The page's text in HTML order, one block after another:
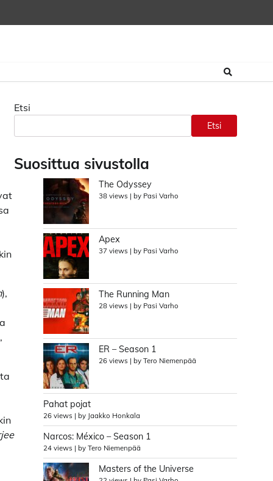
),
Etsi
Etsi
Suosittua sivustolla
The Odyssey
38 views | by Pasi Varho
Apex
37 views | by Pasi Varho
The Running Man
28 views | by Pasi Varho
ER – Season 1
26 views | by Tero Niemenpää
Pahat pojat
26 views | by Jaakko Honkala
Narcos: México – Season 1
24 views | by Tero Niemenpää
Masters of the Universe